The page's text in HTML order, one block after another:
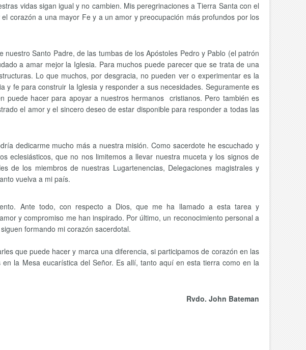
vidas sigan igual y no cambien. Mis peregrinaciones a Tierra Santa con el
corazón a una mayor Fe y a un amor y preocupación más profundos por los
Santo Padre, de las tumbas de los Apóstoles Pedro y Pablo (el patrón
a amar mejor la Iglesia. Para muchos puede parecer que se trata de una
Lo que muchos, por desgracia, no pueden ver o experimentar es la
fe para construir la Iglesia y responder a sus necesidades. Seguramente es
puede hacer para apoyar a nuestros hermanos cristianos. Pero también es
el amor y el sincero deseo de estar disponible para responder a todas las
dedicarme mucho más a nuestra misión. Como sacerdote he escuchado y
eclesiásticos, que no nos limitemos a llevar nuestra muceta y los signos de
de los miembros de nuestras Lugartenencias, Delegaciones magistrales y
vuelva a mi país.
Ante todo, con respecto a Dios, que me ha llamado a esta tarea y
y compromiso me han inspirado. Por último, un reconocimiento personal a
formando mi corazón sacerdotal.
que puede hacer y marca una diferencia, si participamos de corazón en las
la Mesa eucarística del Señor. Es allí, tanto aquí en esta tierra como en la
Rvdo. John Bateman